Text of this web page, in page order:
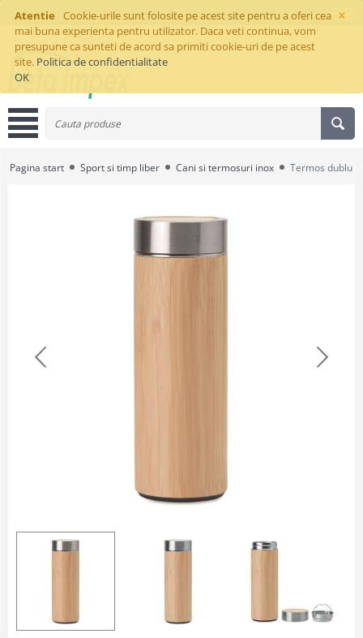
×
Atentie
Cookie-urile sunt folosite pe acest site pentru a oferi cea
mai buna experienta pentru utilizator. Daca veti continua, vom
presupune ca sunteti de acord sa primiti cookie-uri de pe acest
site. Politica de confidentialitate
OK
Pagina start Sport si timp liber Cani si termosuri inox Termos dublu